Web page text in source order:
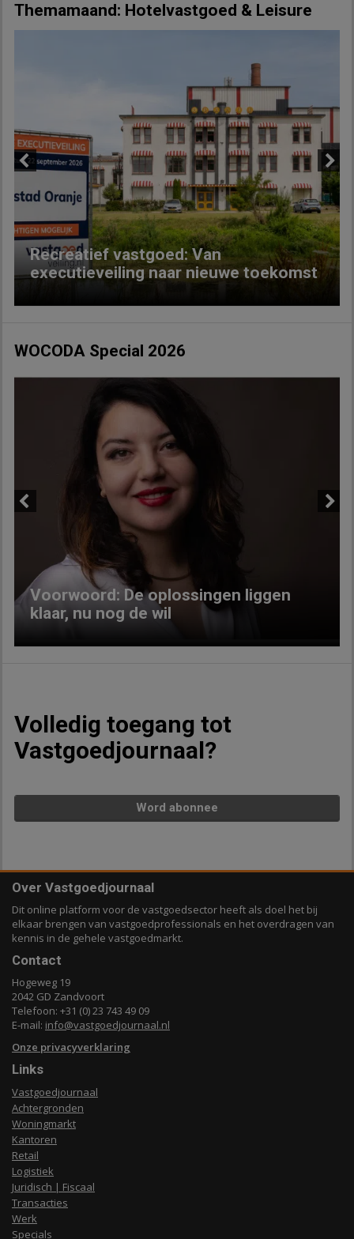
Themamaand: Hotelvastgoed & Leisure
Recreatief vastgoed: Van
executieveiling naar nieuwe toekomst
Next
WOCODA Special 2026
Voorwoord: De oplossingen liggen
klaar, nu nog de wil
Volledig toegang tot
Vastgoedjournaal?
Word abonnee
Over Vastgoedjournaal
Dit online platform voor de vastgoedsector heeft als doel het bij
elkaar brengen van vastgoedprofessionals en het overdragen van
kennis in de gehele vastgoedmarkt.
Contact
Hogeweg 19
2042 GD Zandvoort
Telefoon: +31 (0) 23 743 49 09
E-mail: info@vastgoedjournaal.nl
Onze privacyverklaring
Links
Vastgoedjournaal
Achtergronden
Woningmarkt
Kantoren
Retail
Logistiek
Juridisch | Fiscaal
Transacties
Werk
Specials